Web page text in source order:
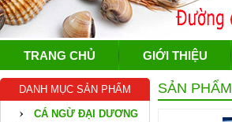
TRANG CHỦ GIỚI THIỆU
DANH MỤC SẢN PHẨM
CÁ NGỪ ĐẠI DƯƠNG
SẢN PHẨM